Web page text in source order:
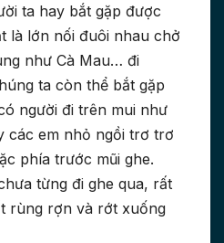
ta hay bắt gặp được
là lớn nối đuôi nhau chở
như Cà Mau… đi
ta còn thể bắt gặp
người đi trên mui như
các em nhỏ ngồi trơ trơ
phía trước mũi ghe.
từng đi ghe qua, rất
rùng rợn và rớt xuống